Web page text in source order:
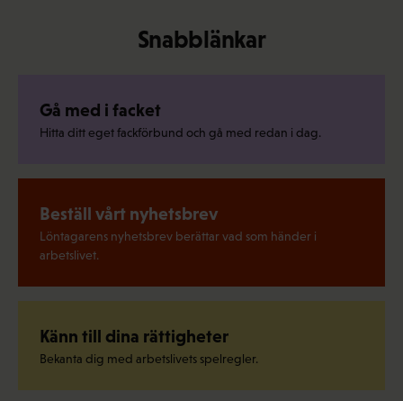
Snabblänkar
Gå med i facket
Hitta ditt eget fackförbund och gå med redan i dag.
Beställ vårt nyhetsbrev
Löntagarens nyhetsbrev berättar vad som händer i
arbetslivet.
Känn till dina rättigheter
Bekanta dig med arbetslivets spelregler.